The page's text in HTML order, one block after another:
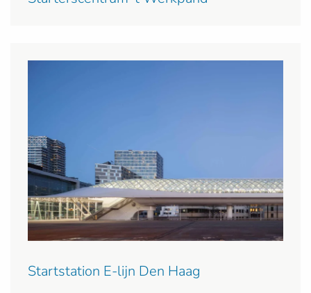
Startstation E-lijn Den Haag